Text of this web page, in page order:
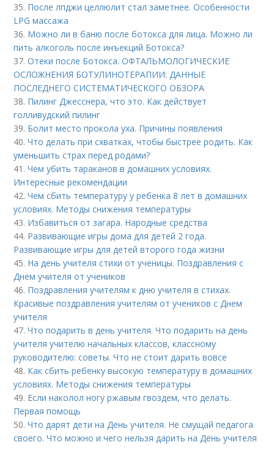
35. После лпджи целлюлит стал заметнее. Особенности
LPG массажа
36. Можно ли в баню после ботокса для лица. Можно ли
пить алкоголь после инъекций Ботокса?
37.Отеки после Ботокса. ОФТАЛЬМОЛОГИЧЕСКИЕ
ОСЛОЖНЕНИЯ БОТУЛИНОТЕРАПИИ: ДАННЫЕ
ПОСЛЕДНЕГО СИСТЕМАТИЧЕСКОГО ОБЗОРА
38. Пилинг Джесснера, что это. Как действует
голливудский пилинг
39. Болит место прокола уха. Причины появления
40.Что делать при схватках, чтобы быстрее родить. Как
уменьшить страх перед родами?
41.Чем убить тараканов в домашних условиях.
Интересные рекомендации
42.Чем сбить температуру у ребенка 8 лет в домашних
условиях. Методы снижения температуры
43. Избавиться от загара. Народные средства
44. Развивающие игры дома для детей 2 года.
Развивающие игры для детей второго года жизни
45. На день учителя стихи от ученицы. Поздравления с
Днем учителя от учеников
46. Поздравления учителям к дню учителя в стихах.
Красивые поздравления учителям от учеников с Днем
учителя
47.Что подарить в день учителя. Что подарить на день
учителя учителю начальных классов, классному
руководителю: советы. Что не стоит дарить вовсе
48. Как сбить ребенку высокую температуру в домашних
условиях. Методы снижения температуры
49. Если наколол ногу ржавым гвоздем, что делать.
Первая помощь
50.Что дарят дети на День учителя. Не смущай педагога
своего. Что можно и чего нельзя дарить на День учителя